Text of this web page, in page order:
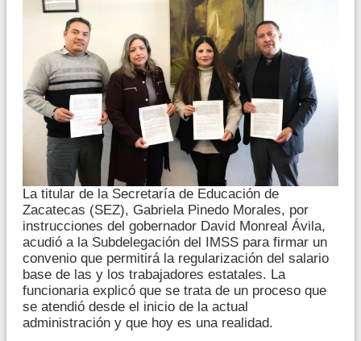
La titular de la Secretaría de Educación de
Zacatecas (SEZ), Gabriela Pinedo Morales, por
instrucciones del gobernador David Monreal Ávila,
acudió a la Subdelegación del IMSS para firmar un
convenio que permitirá la regularización del salario
base de las y los trabajadores estatales. La
funcionaria explicó que se trata de un proceso que
se atendió desde el inicio de la actual
administración y que hoy es una realidad.